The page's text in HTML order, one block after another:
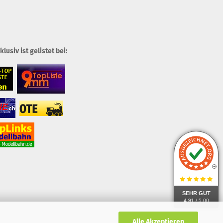
ist gelistet bei:
SEHR GUT
4.91 / 5.00